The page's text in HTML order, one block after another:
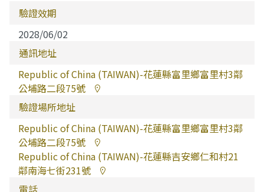
驗證效期
2028/06/02
通訊地址
Republic of China (TAIWAN)-花蓮縣富里鄉富里村3鄰
公埔路二段75號
驗證場所地址
Republic of China (TAIWAN)-花蓮縣富里鄉富里村3鄰
公埔路二段75號
Republic of China (TAIWAN)-花蓮縣吉安鄉仁和村21
鄰南海七街231號